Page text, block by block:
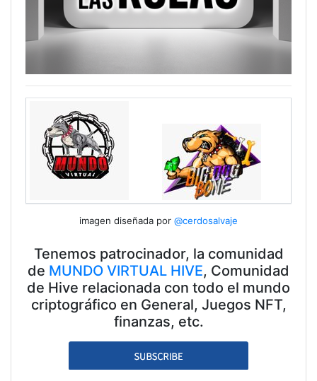
imagen diseñada por @cerdosalvaje
Tenemos patrocinador, la comunidad
de MUNDO VIRTUAL HIVE, Comunidad
de Hive relacionada con todo el mundo
criptográfico en General, Juegos NFT,
finanzas, etc.